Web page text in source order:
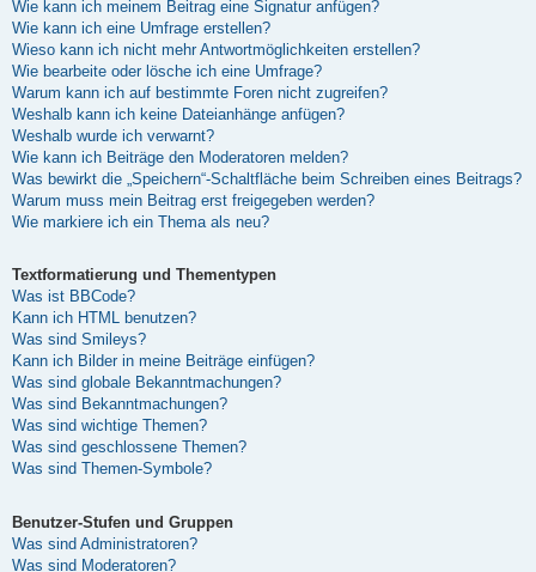
Wie kann ich meinem Beitrag eine Signatur anfügen?
Wie kann ich eine Umfrage erstellen?
Wieso kann ich nicht mehr Antwortmöglichkeiten erstellen?
Wie bearbeite oder lösche ich eine Umfrage?
Warum kann ich auf bestimmte Foren nicht zugreifen?
Weshalb kann ich keine Dateianhänge anfügen?
Weshalb wurde ich verwarnt?
Wie kann ich Beiträge den Moderatoren melden?
Was bewirkt die „Speichern“-Schaltfläche beim Schreiben eines Beitrags?
Warum muss mein Beitrag erst freigegeben werden?
Wie markiere ich ein Thema als neu?
Textformatierung und Thementypen
Was ist BBCode?
Kann ich HTML benutzen?
Was sind Smileys?
Kann ich Bilder in meine Beiträge einfügen?
Was sind globale Bekanntmachungen?
Was sind Bekanntmachungen?
Was sind wichtige Themen?
Was sind geschlossene Themen?
Was sind Themen-Symbole?
Benutzer-Stufen und Gruppen
Was sind Administratoren?
Was sind Moderatoren?